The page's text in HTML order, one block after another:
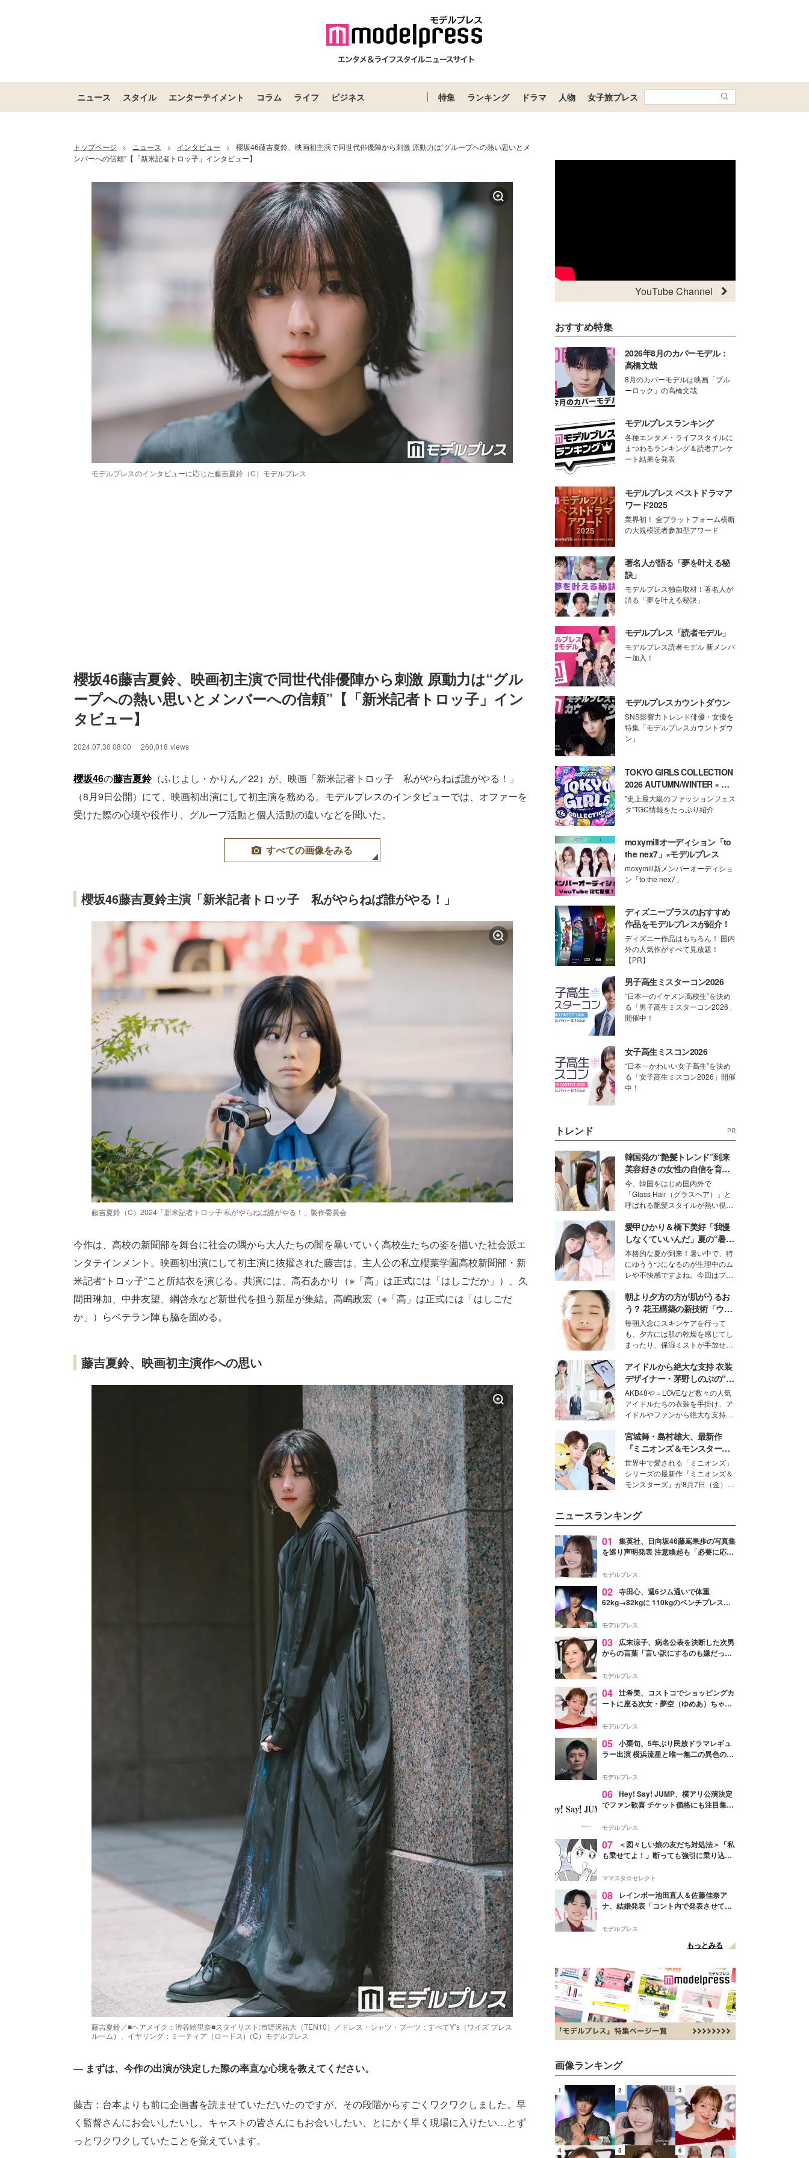
ニュース スタイル エンターテイメント コラム ライフ ビジネス 特集 ランキング ドラマ 人物 女子旅プレス
トップページ > ニュース > インタビュー >
櫻坂46藤吉夏鈴、映画初主演で同世代俳優陣から刺激 原動力は“グループへの熱い思いとメ
ンバーへの信頼”【「新米記者トロッ子」インタビュー】
モデルプレスのインタビューに応じた藤吉夏鈴（C）モデルプレス
櫻坂46藤吉夏鈴、映画初主演で同世代俳優陣から刺激 原動力は“グル
ープへの熱い思いとメンバーへの信頼”【「新米記者トロッ子」イン
タビュー】
2024.07.30 08:00 260,018 views
櫻坂46の藤吉夏鈴（ふじよし・かりん／22）が、映画「新米記者トロッ子 私がやらねば誰がやる！」
（8月9日公開）にて、映画初出演にして初主演を務める。モデルプレスのインタビューでは、オファーを
受けた際の心境や役作り、グループ活動と個人活動の違いなどを聞いた。
すべての画像をみる
櫻坂46藤吉夏鈴主演「新米記者トロッ子 私がやらねば誰がやる！」
藤吉夏鈴（C）2024「新米記者トロッ子 私がやらねば誰がやる！」製作委員会
今作は、高校の新聞部を舞台に社会の隅から大人たちの闇を暴いていく高校生たちの姿を描いた社会派エ
ンタテインメント。映画初出演にして初主演に抜擢された藤吉は、主人公の私立櫻葉学園高校新聞部・新
米記者“トロッ子”こと所結衣を演じる。共演には、高石あかり（※「高」は正式には「はしごだか」）、久
間田琳加、中井友望、綱啓永など新世代を担う新星が集結。高嶋政宏（※「高」は正式には「はしごだ
か」）らベテラン陣も脇を固める。
藤吉夏鈴、映画初主演作への思い
藤吉夏鈴／■ヘアメイク：渋谷絵里奈■スタイリスト:市野沢祐大（TEN10）／ドレス・シャツ・ブーツ：すべてY’s（ワイズ プレス
ルーム）、イヤリング：ミーティア（ロードス)（C）モデルプレス
― まずは、今作の出演が決定した際の率直な心境を教えてください。
藤吉：台本よりも前に企画書を読ませていただいたのですが、その段階からすごくワクワクしました。早
く監督さんにお会いしたいし、キャストの皆さんにもお会いしたい、とにかく早く現場に入りたい…とず
っとワクワクしていたことを覚えています。
YouTube Channel
おすすめ特集
2026年8月のカバーモデル：
高橋文哉
8月のカバーモデルは映画「ブル
ーロック」の高橋文哉
モデルプレスランキング
各種エンタメ・ライフスタイルに
まつわるランキング＆読者アンケ
ート結果を発表
モデルプレス ベストドラマア
ワード2025
業界初！ 全プラットフォーム横断
の大規模読者参加型アワード
著名人が語る「夢を叶える秘
訣」
モデルプレス独自取材！著名人が
語る「夢を叶える秘訣」
モデルプレス「読者モデル」
モデルプレス読者モデル 新メンバ
ー加入！
モデルプレスカウントダウン
SNS影響力トレンド俳優・女優を
特集「モデルプレスカウントダウ
ン」
TOKYO GIRLS COLLECTION
2026 AUTUMN/WINTER × モ
デルプレス
"史上最大級のファッションフェス
タ"TGC情報をたっぷり紹介
moxymillオーディション「to
the nex7」×モデルプレス
moxymill新メンバーオーディショ
ン「to the nex7」
ディズニープラスのおすすめ
作品をモデルプレスが紹介！
ディズニー作品はもちろん！ 国内
外の人気作がすべて見放題！
【PR】
男子高生ミスターコン2026
“日本一のイケメン高校生”を決め
る「男子高生ミスターコン2026」
開催中！
女子高生ミスコン2026
“日本一かわいい女子高生”を決め
る「女子高生ミスコン2026」開催
中！
トレンド PR
韓国発の“艶髪トレンド”到来
美容好きの女性の自信を育む
「ヘアケア事情」って？
今、韓国をはじめ国内外で
「Glass Hair（グラスヘア）」と
呼ばれる艶髪スタイルが熱い視線
ションの完成度を高めるベースと
して、“髪そのものの美しさ”に改
めて注目する人が増えている様
子。今回は、そんな憧れの艶やか
な髪を日常で叶える、美容好きの
女性たちのヘアケア事情を紹介し
ます。
愛甲ひかり＆橋下美好「我慢
しなくていいんだ」夏の“暑さ
対策”の新しい選択肢とは？
本格的な夏が到来！暑い中で、特
にゆううつになるのが生理中のム
レや不快感ですよね。今回はプラ
モデル・愛甲ひかりさんと橋下美
好さんを迎えて本音で女子会トー
ク。猛暑のお出かけを快適に過ご
すヒントや、2人が感動した夏の
生理の新常識にも迫りました。
朝より夕方の方が肌がうるお
う？ 花王構築の新技術「ウォ
ーターキャプチャリングスキ
ン（捕水肌）」がスキンケア
の常識を変える予感
毎朝入念にスキンケアを行って
も、夕方には肌の乾燥を感じてし
まったり、保湿ミストが手放せな
な美容の常識を大きく変える可能
性を秘めた、革新的な「Water
Capturing Skin（ウォーターキャ
プチャリングスキン：捕水肌）」
技術を、花王が構築した。
アイドルから絶大な支持 衣装
デザイナー・茅野しのぶの“可
愛い”を作る美学＜「シチズン
クロスシー」インタビュー＞
AKB48や＝LOVEなど数々の人気
アイドルたちの衣装を手掛け、ア
イドルやファンから絶大な支持を
取締役兼クリエイティブディレク
ター・茅野しのぶ。一人ひとりの
個性に寄り添い、魅力を引き出す
衣装作りは、多くの女性たちに勇
気と自信を与え続けている。
宮城舞・島村雄大、最新作
『ミニオンズ＆モンスター
ズ』の魅力熱弁 ハチャメチャ
だけじゃない“友情と絆”に感
動
世界中で愛される「ミニオンズ」
シリーズの最新作『ミニオンズ＆
モンスターズ』が8月7日（金）に
デルの宮城舞と島村雄大の特別対
談をお届け！それぞれの視点か
ら、今作ならではの魅力や予想外
の感動をもたらす奥深いストーリ
た。
ニュースランキング
01
集英社、日向坂46藤嶌果歩の写真集
を巡り声明発表 注意喚起も「必要に応じ
モデルプレス
02 寺田心、週6ジム通いで体重
62kg→82kgに 110kgのベンチプレス持
「かっこいい」と反響
モデルプレス
03
広末涼子、病名公表を決断した次男
からの言葉「言い訳にするのも嫌だっ
モデルプレス
04 辻希美、コストコでショッピングカ
ートに座る次女・夢空（ゆめあ）ちゃん
ぎ」「成長を感じる」の声
モデルプレス
05 小栗旬、5年ぶり民放ドラマレギュ
ラー出演 横浜流星と唯一無二の異色のバ
モデルプレス
06 Hey! Say! JUMP、横アリ公演決定
でファン歓喜 チケット価格にも注目集ま
モデルプレス
07
＜図々しい娘の友だち対処法＞「私
も乗せてよ！」断っても強引に乗り込ん
ママスタ☆セレクト
08
レインボー池田直人＆佐藤佳奈ア
ナ、結婚発表「コント内で発表させてい
点変更のため
モデルプレス
もっとみる
画像ランキング
1 2 3
4 5 6